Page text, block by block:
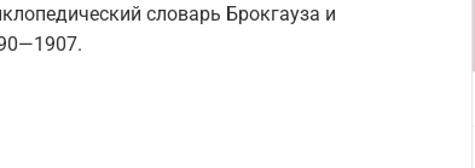
словарь Брокгауза и